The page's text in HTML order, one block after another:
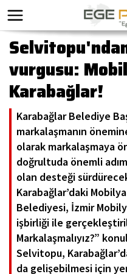
vurgusu:
Karabağlar!
Karabağlar Belediye
markalaşmanın
olarak markalaşmaya
doğrultuda önemli
olan desteği
Karabağlar’daki
Belediyesi, İzmir
işbirliği ile
Markalaşmalıyız?”
Selvitopu,
da gelişebilmesi için